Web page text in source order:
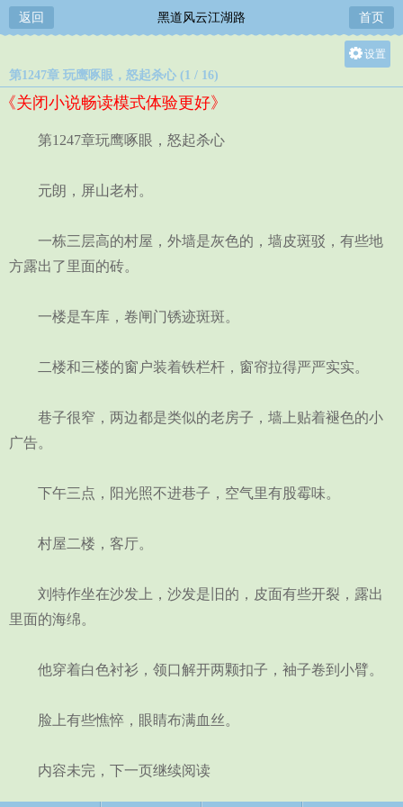
返回 黑道风云江湖路 首页
设置
第1247章 玩鹰啄眼，怒起杀心 (1 / 16)
《关闭小说畅读模式体验更好》
第1247章玩鹰啄眼，怒起杀心
元朗，屏山老村。
一栋三层高的村屋，外墙是灰色的，墙皮斑驳，有些地
方露出了里面的砖。
一楼是车库，卷闸门锈迹斑斑。
二楼和三楼的窗户装着铁栏杆，窗帘拉得严严实实。
巷子很窄，两边都是类似的老房子，墙上贴着褪色的小
广告。
下午三点，阳光照不进巷子，空气里有股霉味。
村屋二楼，客厅。
刘特作坐在沙发上，沙发是旧的，皮面有些开裂，露出
里面的海绵。
他穿着白色衬衫，领口解开两颗扣子，袖子卷到小臂。
脸上有些憔悴，眼睛布满血丝。
内容未完，下一页继续阅读